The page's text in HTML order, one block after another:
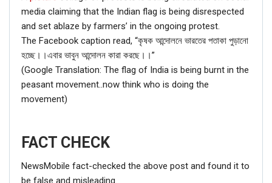
media claiming that the Indian flag is being disrespected
and set ablaze by farmers’ in the ongoing protest.
The Facebook caption read, “কৃষক আন্দোলনে ভারতের পতাকা পুড়ানো
হচ্ছে।।এবার ভাবুন আন্দোলন কারা করছে।।”
(Google Translation: The flag of India is being burnt in the
peasant movement..now think who is doing the
movement)
FACT CHECK
NewsMobile fact-checked the above post and found it to
be false and misleading.